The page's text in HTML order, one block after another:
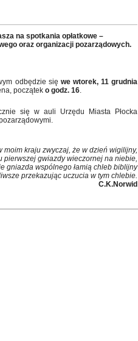
na spotkania opłatkowe –
oraz organizacji pozarządowych.
odbędzie się we wtorek, 11 grudnia
początek o godz. 16.
się w auli Urzędu Miasta Płocka
moim kraju zwyczaj, że w dzień wigilijny,
pierwszej gwiazdy wieczornej na niebie,
gniazda wspólnego łamią chleb biblijny
przekazując uczucia w tym chlebie.
C.K.Norwid